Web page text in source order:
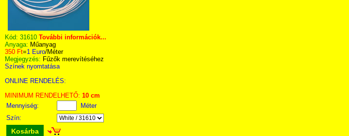
Kód: 31610 További információk...
Anyaga: Műanyag
350 Ft=1 Euro/Méter
Megjegyzés: Fűzők merevítéséhez
Színek nyomtatása
ONLINE RENDELÉS:
MINIMUM RENDELHETŐ: 10 cm
Mennyiség:
Méter
Szín:
Kosárba